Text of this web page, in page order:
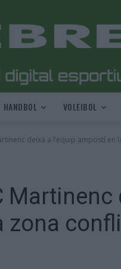
HANDBOL VOLEIBOL
deixa a l’equip ampostí en
Martinenc
zona